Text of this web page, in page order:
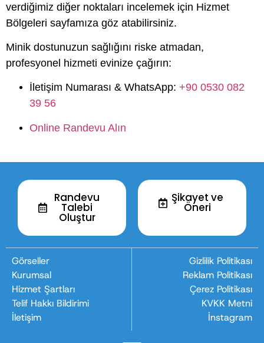
verdiğimiz diğer noktaları incelemek için Hizmet
Bölgeleri sayfamıza göz atabilirsiniz.
Minik dostunuzun sağlığını riske atmadan,
profesyonel hizmeti evinize çağırın:
İletişim Numarası & WhatsApp: +90 0530 082
39 56
Online Randevu Alın
Randevu
Talebi
Oluştur
Şikayet ve
Öneri
Görseller
Kurumsal
Hizmet Şartları
Telif Hakkı Bildirimi
İletişim
Gizlilik Politikası
Reklam Politikası
Çerez Politikası
KVKK Metni
İnstagram